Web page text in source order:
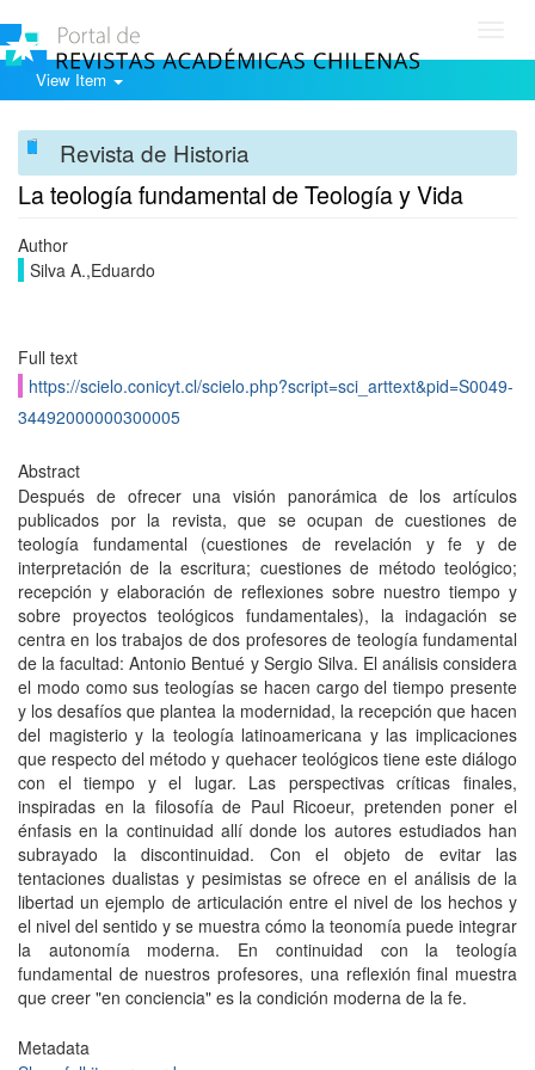
View Item
Revista de Historia
La teología fundamental de Teología y Vida
Author
Silva A.,Eduardo
Full text
https://scielo.conicyt.cl/scielo.php?script=sci_arttext&pid=S0049-
34492000000300005
Abstract
Después de ofrecer una visión panorámica de los artículos
publicados por la revista, que se ocupan de cuestiones de
teología fundamental (cuestiones de revelación y fe y de
interpretación de la escritura; cuestiones de método teológico;
recepción y elaboración de reflexiones sobre nuestro tiempo y
sobre proyectos teológicos fundamentales), la indagación se
centra en los trabajos de dos profesores de teología fundamental
de la facultad: Antonio Bentué y Sergio Silva. El análisis considera
el modo como sus teologías se hacen cargo del tiempo presente
y los desafíos que plantea la modernidad, la recepción que hacen
del magisterio y la teología latinoamericana y las implicaciones
que respecto del método y quehacer teológicos tiene este diálogo
con el tiempo y el lugar. Las perspectivas críticas finales,
inspiradas en la filosofía de Paul Ricoeur, pretenden poner el
énfasis en la continuidad allí donde los autores estudiados han
subrayado la discontinuidad. Con el objeto de evitar las
tentaciones dualistas y pesimistas se ofrece en el análisis de la
libertad un ejemplo de articulación entre el nivel de los hechos y
el nivel del sentido y se muestra cómo la teonomía puede integrar
la autonomía moderna. En continuidad con la teología
fundamental de nuestros profesores, una reflexión final muestra
que creer "en conciencia" es la condición moderna de la fe.
Metadata